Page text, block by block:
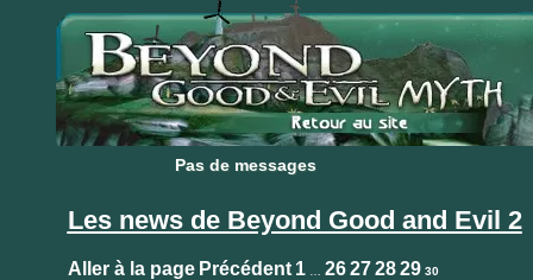
Pas de messages
Pas de messages
Les news de Beyond Good and Evil 2
Aller à la page Précédent 1… 26 27 28 29 30